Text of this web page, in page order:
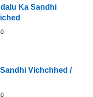
Ka Sandhi
Sandhi Vichchhed /